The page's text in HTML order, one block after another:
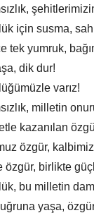
için susma,
tek yumruk,
dik dur!
varız!
milletin
kazanılan
özgür,
özgür, birlikte
bu milletin
yaşa,